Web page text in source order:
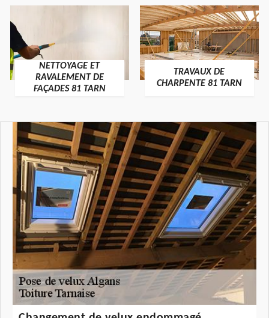
NETTOYAGE ET
RAVALEMENT DE
FAÇADES 81 TARN
TRAVAUX DE
CHARPENTE 81 TARN